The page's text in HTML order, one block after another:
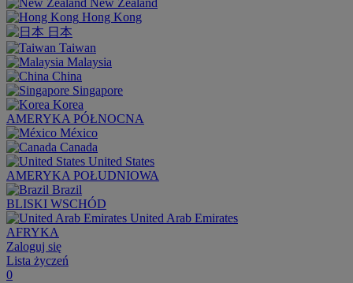
New Zealand
Hong Kong
日本
Taiwan
Malaysia
China
Singapore
Korea
AMERYKA PÓŁNOCNA
México
Canada
United States
AMERYKA POŁUDNIOWA
Brazil
BLISKI WSCHÓD
United Arab Emirates
AFRYKA
Zaloguj się
Lista życzeń
0